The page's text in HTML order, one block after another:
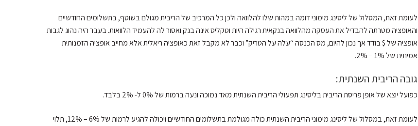
לעומת זאת, המסלול של ליסינג מימוני דומה במהות שלו להלוואה ולכן כל המרכיב של הריבית מגולם בשוטף, בתשלומים החודשיים
והאופציה מטרתה להבדיל את העסקה מהלוואה בנקאית רגילה היות וטקליס אינה בנק ואסור לה להעמיד הלוואות. בעבר היה נהוג לגבות
אופציה של $ בודד אך נכון להיום, מס הכנסה “עלה על הטריק” וכבר לא מקבל זאת כאופציה ריאלית אלא מחייב אופציה הזמנותית
אמיתית של 1% – 2%.
גובה הריבית השנתית:
כפועל יוצא של אופן פריסת הריבית בליסינג תפעולי הריבית השנתית מאד נמוכה ונעה ברמות של 0% ל- 2% בלבד.
לעומת זאת, במסלול של ליסינג מימוני הריבית השנתית כולה מגולמת בתשלומים החודשיים ויכולה להגיע לרמות של 6% – 12%, תלוי